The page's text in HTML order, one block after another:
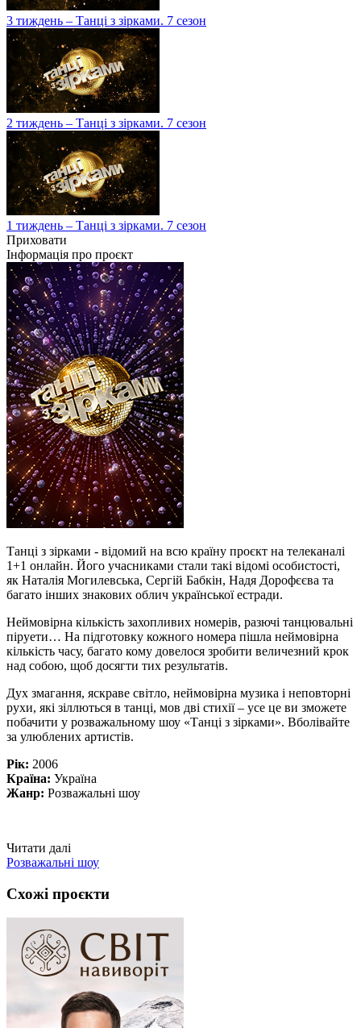
3 тиждень – Танці з зірками. 7 сезон
2 тиждень – Танці з зірками. 7 сезон
1 тиждень – Танці з зірками. 7 сезон
Приховати
Інформація про проєкт
Танці з зірками - відомий на всю країну проєкт на телеканалі
1+1 онлайн. Його учасниками стали такі відомі особистості,
як Наталія Могилевська, Сергій Бабкін, Надя Дорофєєва та
багато інших знакових облич української естради.
Неймовірна кількість захопливих номерів, разючі танцювальні
піруети… На підготовку кожного номера пішла неймовірна
кількість часу, багато кому довелося зробити величезний крок
над собою, щоб досягти тих результатів.
Дух змагання, яскраве світло, неймовірна музика і неповторні
рухи, які зіллються в танці, мов дві стихії – усе це ви зможете
побачити у розважальному шоу «Танці з зірками». Вболівайте
за улюблених артистів.
Рік: 2006
Країна: Україна
Жанр: Розважальні шоу
Читати далі
Розважальні шоу
Схожі проєкти